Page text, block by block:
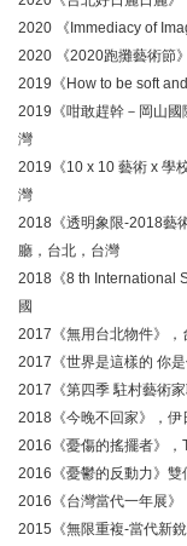
2020 《Immediacy of
2020 《2020跑攤藝術節
2019《How to be soft
2019《咁敢趕幹－岡山國
灣
2019《10 x 10 藝術 x 學
灣
2018《透明象限-2018藝
廳，台北，台灣
2018《8 th International
國
2017《無用台北物件》
2017《世界是這樣的 你
2017《第四季 駐村藝術
2018《今晚不回家》，伊
2016《憂傷的搖擺者》
2016《憂鬱的反動力》
2016《台灣當代一年展
2015《無限重複-當代新